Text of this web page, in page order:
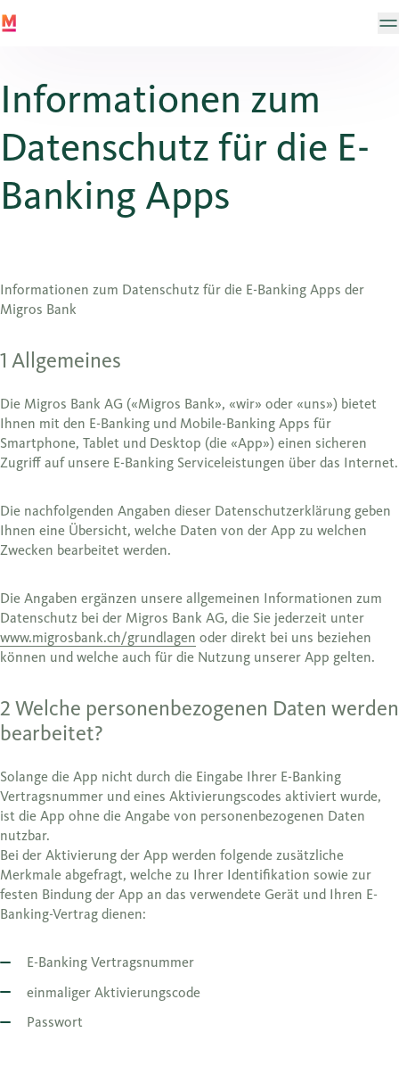
Informationen zum
Datenschutz für die E-
Banking Apps
Informationen zum Datenschutz für die E-Banking Apps der
Migros Bank
1 Allgemeines
Die Migros Bank AG («Migros Bank», «wir» oder «uns») bietet
Ihnen mit den E-Banking und Mobile-Banking Apps für
Smartphone, Tablet und Desktop (die «App») einen sicheren
Zugriff auf unsere E-Banking Serviceleistungen über das Internet.
Die nachfolgenden Angaben dieser Datenschutzerklärung geben
Ihnen eine Übersicht, welche Daten von der App zu welchen
Zwecken bearbeitet werden.
Die Angaben ergänzen unsere allgemeinen Informationen zum
Datenschutz bei der Migros Bank AG, die Sie jederzeit unter
www.migrosbank.ch/grundlagen oder direkt bei uns beziehen
können und welche auch für die Nutzung unserer App gelten.
2 Welche personenbezogenen Daten werden
bearbeitet?
Solange die App nicht durch die Eingabe Ihrer E-Banking
Vertragsnummer und eines Aktivierungscodes aktiviert wurde,
ist die App ohne die Angabe von personenbezogenen Daten
nutzbar.
Bei der Aktivierung der App werden folgende zusätzliche
Merkmale abgefragt, welche zu Ihrer Identifikation sowie zur
festen Bindung der App an das verwendete Gerät und Ihren E-
Banking-Vertrag dienen:
E-Banking Vertragsnummer
einmaliger Aktivierungscode
Passwort